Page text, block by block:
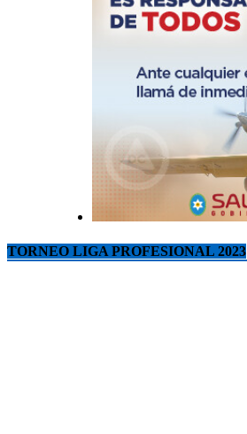
TORNEO LIGA PROFESIONAL 2023